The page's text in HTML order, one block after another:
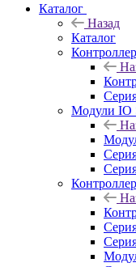
Каталог
Назад
Каталог
Модули IO